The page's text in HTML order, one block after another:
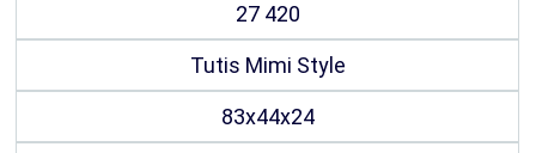
27 420
Tutis Mimi Style
83х44х24